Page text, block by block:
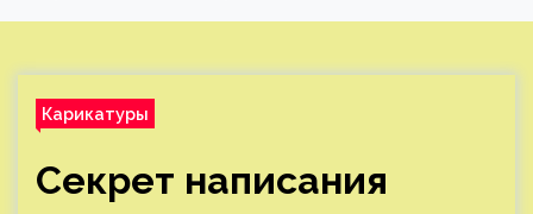
Карикатуры
Секрет написания